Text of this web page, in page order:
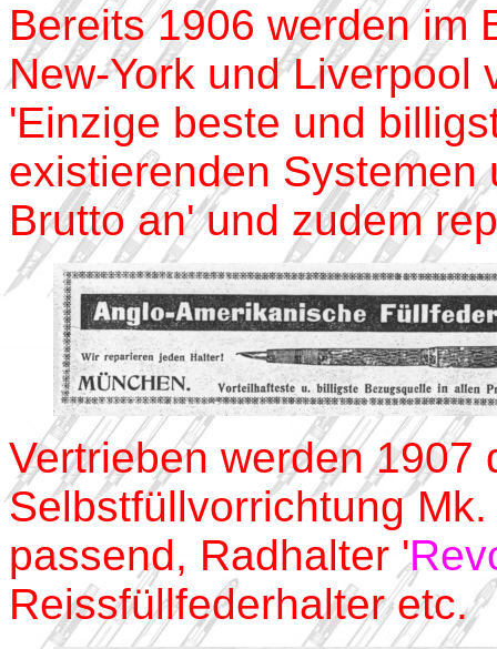
Bereits 1906 werden im
New-York und Liverpool
'Einzige beste und
existierenden
Brutto an' und zudem
Vertrieben werden 1907
Selbstfüllvorrichtung
passend, Radhalter '
Reissfüllfederhalter etc.